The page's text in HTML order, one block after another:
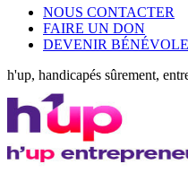
NOUS CONTACTER
FAIRE UN DON
DEVENIR BÉNÉVOLE
h'up, handicapés sûrement,